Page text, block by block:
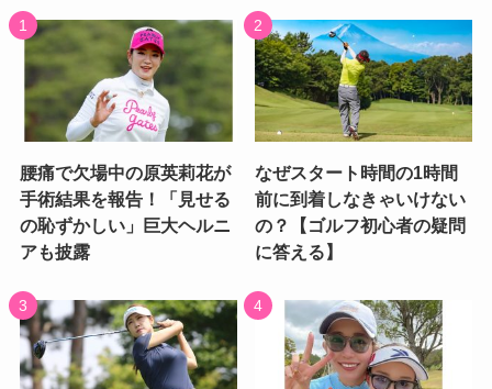
腰痛で欠場中の原英莉花が
手術結果を報告！「見せる
の恥ずかしい」巨大ヘルニ
アも披露
なぜスタート時間の1時間
前に到着しなきゃいけない
の？【ゴルフ初心者の疑問
に答える】